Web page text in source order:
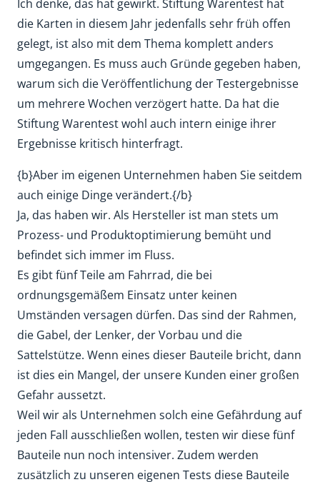
Ich denke, das hat gewirkt. Stiftung Warentest hat
die Karten in diesem Jahr jedenfalls sehr früh offen
gelegt, ist also mit dem Thema komplett anders
umgegangen. Es muss auch Gründe gegeben haben,
warum sich die Veröffentlichung der Testergebnisse
um mehrere Wochen verzögert hatte. Da hat die
Stiftung Warentest wohl auch intern einige ihrer
Ergebnisse kritisch hinterfragt.
{b}Aber im eigenen Unternehmen haben Sie seitdem
auch einige Dinge verändert.{/b}
Ja, das haben wir. Als Hersteller ist man stets um
Prozess- und Produktoptimierung bemüht und
befindet sich immer im Fluss.
Es gibt fünf Teile am Fahrrad, die bei
ordnungsgemäßem Einsatz unter keinen
Umständen versagen dürfen. Das sind der Rahmen,
die Gabel, der Lenker, der Vorbau und die
Sattelstütze. Wenn eines dieser Bauteile bricht, dann
ist dies ein Mangel, der unsere Kunden einer großen
Gefahr aussetzt.
Weil wir als Unternehmen solch eine Gefährdung auf
jeden Fall ausschließen wollen, testen wir diese fünf
Bauteile nun noch intensiver. Zudem werden
zusätzlich zu unseren eigenen Tests diese Bauteile